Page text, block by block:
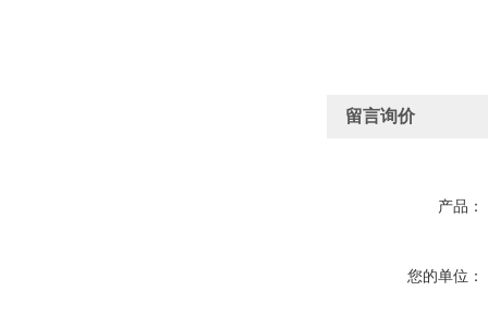
留言询价
产品：
您的单位：